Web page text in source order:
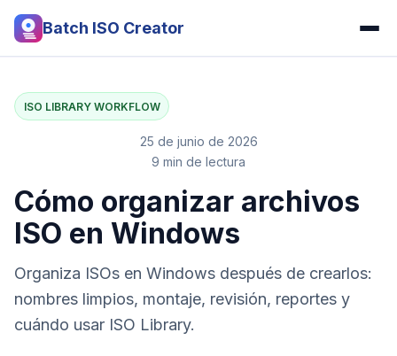
Batch ISO Creator
ISO LIBRARY WORKFLOW
25 de junio de 2026
9 min de lectura
Cómo organizar archivos
ISO en Windows
Organiza ISOs en Windows después de crearlos:
nombres limpios, montaje, revisión, reportes y
cuándo usar ISO Library.